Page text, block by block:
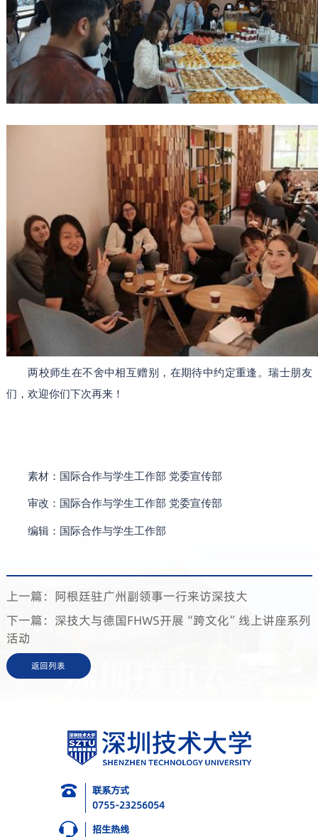
两校师生在不舍中相互赠别，在期待中约定重逢。瑞士朋友
们，欢迎你们下次再来！
素材：国际合作与学生工作部 党委宣传部
审改：国际合作与学生工作部 党委宣传部
编辑：国际合作与学生工作部
上一篇：阿根廷驻广州副领事一行来访深技大
下一篇：深技大与德国FHWS开展“跨文化”线上讲座系列
活动
返回列表
联系方式
0755-23256054
招生热线